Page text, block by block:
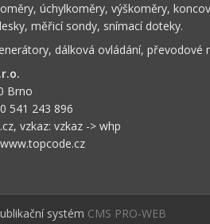
úchylkoměry, výškoměry,
měřicí sondy, snímací doteky.
dálková ovládání, převodové
Brno
541 243 896
, vzkaz: vzkaz -> whp
www.topcode.cz
systém CMS PRO-WEB